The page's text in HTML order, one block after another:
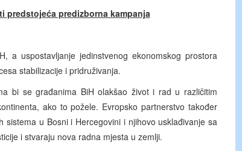
predstojeća predizborna kampanja
a uspostavljanje jedinstvenog ekonomskog prostora
stabilizacije i pridruživanja.
bi se građanima BiH olakšao život i rad u različitim
ako to požele. Evropsko partnerstvo također
u Bosni i Hercegovini i njihovo usklađivanje sa
i stvaraju nova radna mjesta u zemlji.